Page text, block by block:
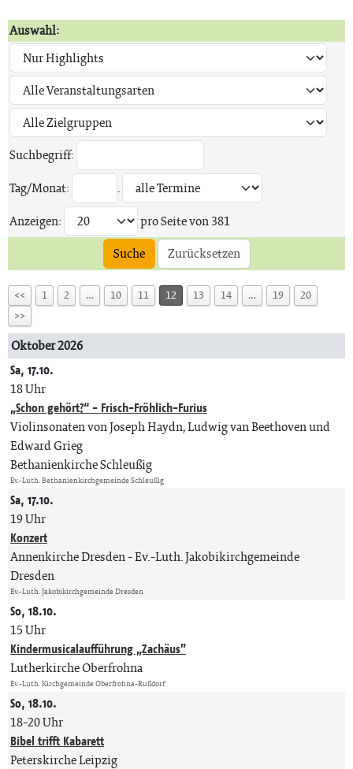
Auswahl:
Suchbegriff:
Tag/Monat:
.
Anzeigen:
pro Seite von381
Suche
Zurücksetzen
<< 1 2 … 10 11 12 13 14 … 19
20
>>
Oktober 2026
Sa, 17.10.
18 Uhr
„Schon gehört?“ - Frisch-Fröhlich-Furius
Violinsonaten von Joseph Haydn, Ludwig van Beethoven und
Edward Grieg
Bethanienkirche Schleußig
Ev.-Luth. Bethanienkirchgemeinde Schleußig
Sa, 17.10.
19 Uhr
Konzert
Annenkirche Dresden Ev.-Luth. Jakobikirchgemeinde
Dresden
Ev.-Luth. Jakobikirchgemeinde Dresden
So, 18.10.
15 Uhr
Kindermusicalaufführung „Zachäus”
Lutherkirche Oberfrohna
Ev.-Luth. Kirchgemeinde Oberfrohna-Rußdorf
So, 18.10.
18-20 Uhr
Bibel trifft Kabarett
Peterskirche Leipzig